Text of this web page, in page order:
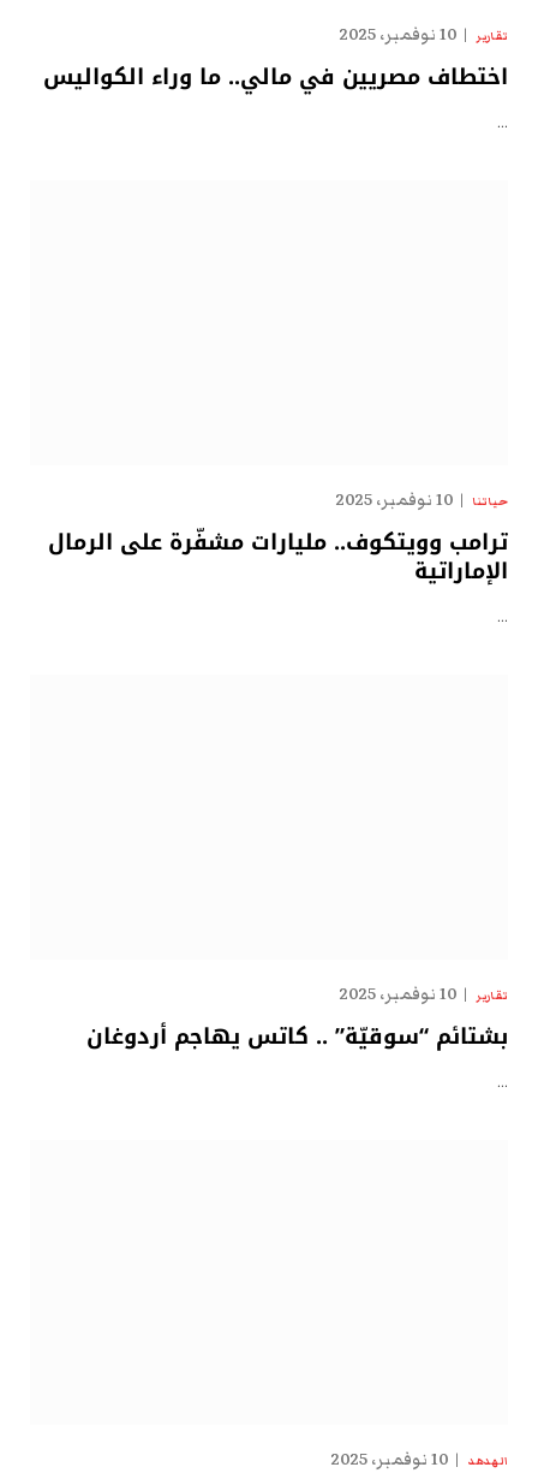
تقارير 10 نوفمبر، 2025
اختطاف مصريين في مالي.. ما وراء الكواليس
…
حياتنا 10 نوفمبر، 2025
ترامب وويتكوف.. مليارات مشفّرة على الرمال
الإماراتية
…
تقارير 10 نوفمبر، 2025
بشتائم “سوقيّة” .. كاتس يهاجم أردوغان
…
الهدهد 10 نوفمبر، 2025